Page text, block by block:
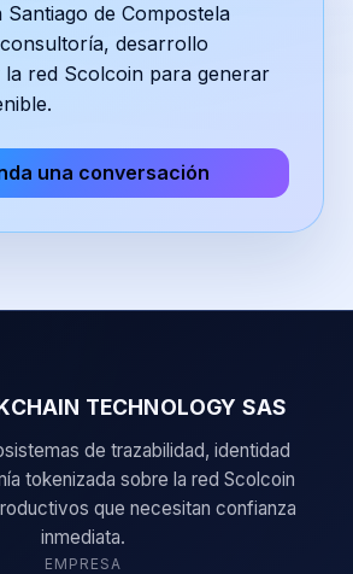
Santiago de Compostela
desarrollo
red Scolcoin para generar
una conversación
TECHNOLOGY SAS
de trazabilidad, identidad
tokenizada sobre la red Scolcoin
que necesitan confianza
inmediata.
EMPRESA